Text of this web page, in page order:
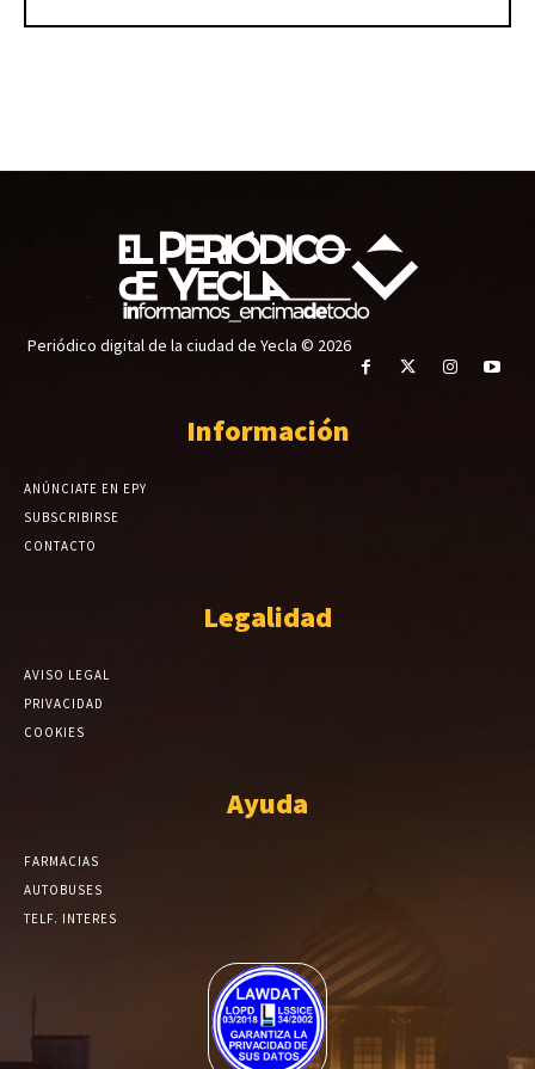
Periódico digital de la ciudad de Yecla © 2026
Información
ANÚNCIATE EN EPY
SUBSCRIBIRSE
CONTACTO
Legalidad
AVISO LEGAL
PRIVACIDAD
COOKIES
Ayuda
FARMACIAS
AUTOBUSES
TELF. INTERES